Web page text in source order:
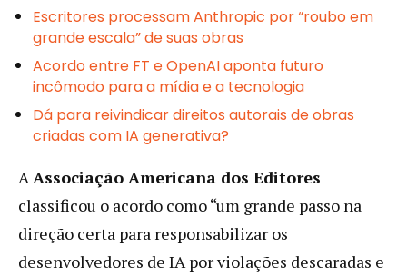
Escritores processam Anthropic por “roubo em
grande escala” de suas obras
Acordo entre FT e OpenAI aponta futuro
incômodo para a mídia e a tecnologia
Dá para reivindicar direitos autorais de obras
criadas com IA generativa?
AAssociação Americana dos Editores
classificou o acordo como “um grande passo na
direção certa para responsabilizar os
desenvolvedores de IA por violações descaradas e